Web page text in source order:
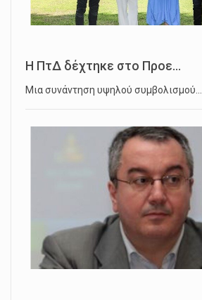
Η ΠτΔ δέχτηκε στο Προε...
Μια συνάντηση υψηλού συμβολισμού…